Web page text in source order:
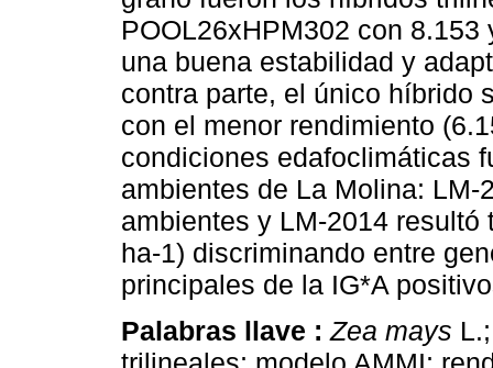
POOL26xHPM302 con
una buena estabilidad y
contra parte, el único híbrido
con el menor rendimiento
condiciones edafoclimáticas
ambientes de La Molina:
ambientes y LM-2014
ha-1) discriminando entre
principales de la IG*A
Palabras llave :Zea mays